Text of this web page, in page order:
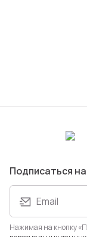
Подписаться
Email
Нажимая на кнопку